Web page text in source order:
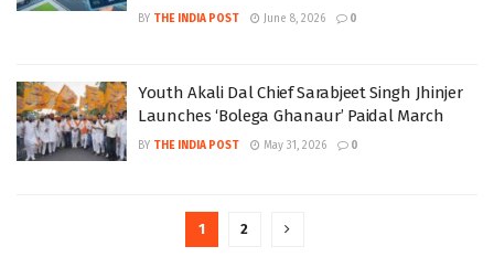
BY THE INDIA POST June 8, 2026 0
Youth Akali Dal Chief Sarabjeet Singh Jhinjer
Launches ‘Bolega Ghanaur’ Paidal March
BY THE INDIA POST May 31, 2026 0
1 2